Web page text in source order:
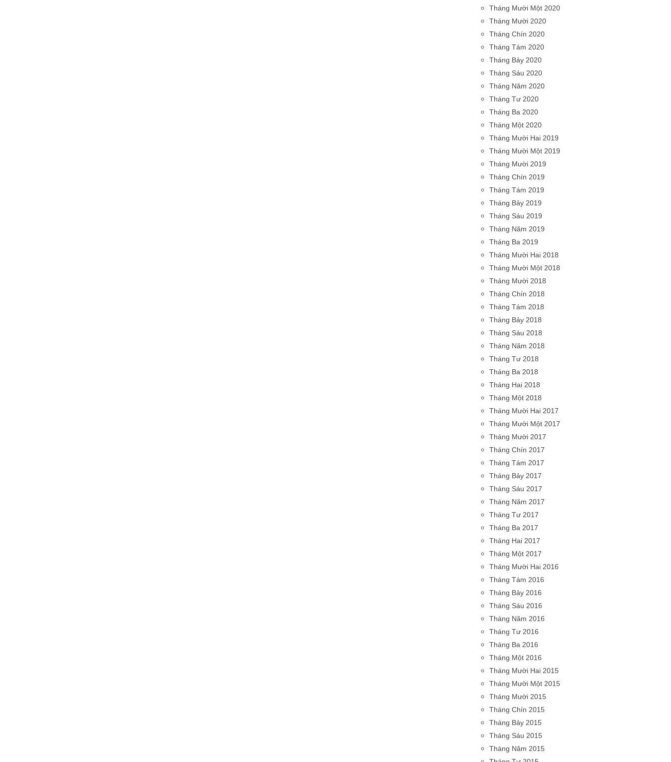
Tháng Mười Một 2020
Tháng Mười 2020
Tháng Chín 2020
Tháng Tám 2020
Tháng Bảy 2020
Tháng Sáu 2020
Tháng Năm 2020
Tháng Tư 2020
Tháng Ba 2020
Tháng Một 2020
Tháng Mười Hai 2019
Tháng Mười Một 2019
Tháng Mười 2019
Tháng Chín 2019
Tháng Tám 2019
Tháng Bảy 2019
Tháng Sáu 2019
Tháng Năm 2019
Tháng Ba 2019
Tháng Mười Hai 2018
Tháng Mười Một 2018
Tháng Mười 2018
Tháng Chín 2018
Tháng Tám 2018
Tháng Bảy 2018
Tháng Sáu 2018
Tháng Năm 2018
Tháng Tư 2018
Tháng Ba 2018
Tháng Hai 2018
Tháng Một 2018
Tháng Mười Hai 2017
Tháng Mười Một 2017
Tháng Mười 2017
Tháng Chín 2017
Tháng Tám 2017
Tháng Bảy 2017
Tháng Sáu 2017
Tháng Năm 2017
Tháng Tư 2017
Tháng Ba 2017
Tháng Hai 2017
Tháng Một 2017
Tháng Mười Hai 2016
Tháng Tám 2016
Tháng Bảy 2016
Tháng Sáu 2016
Tháng Năm 2016
Tháng Tư 2016
Tháng Ba 2016
Tháng Một 2016
Tháng Mười Hai 2015
Tháng Mười Một 2015
Tháng Mười 2015
Tháng Chín 2015
Tháng Bảy 2015
Tháng Sáu 2015
Tháng Năm 2015